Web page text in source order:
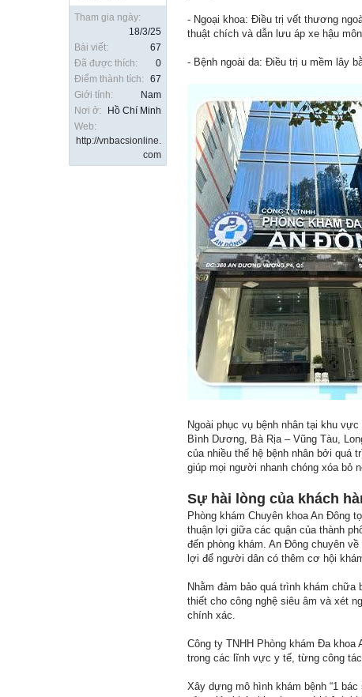
Tham gia ngày:
18/3/25
Bài viết:
67
Đã được thích:
0
Điểm thành tích:
67
Giới tính:
Nam
Nơi ở:
Hồ Chí Minh
Web:
http://vnbacsionline.
com
- Ngoại khoa: Điều trị vết thương
thuật chích và dẫn lưu áp xe hậu
- Bệnh ngoài da: Điều trị u mềm lây
Ngoài phục vụ bệnh nhân tại khu
Bình Dương, Bà Rịa – Vũng Tàu,
của nhiều thế hệ bệnh nhân bởi quá
giúp mọi người nhanh chóng xóa bỏ
Sự hài lòng của khách
Phòng khám Chuyên khoa An Đông
thuận lợi giữa các quận của thành
đến phòng khám. An Đông chuyên
lợi để người dân có thêm cơ hội
Nhằm đảm bảo quá trình khám
thiết cho công nghệ siêu âm và xét
chính xác.
Công ty TNHH Phòng khám Đa
trong các lĩnh vực y tế, từng công
Xây dựng mô hình khám bệnh “1